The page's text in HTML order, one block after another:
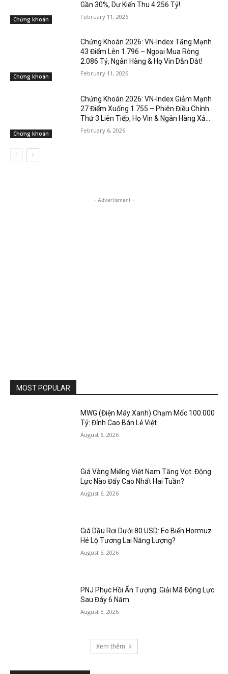
Chứng khoán
Gần 30%, Dự Kiến Thu 4.256 Tỷ!
February 11, 2026
Chứng khoán
Chứng Khoán 2026: VN-Index Tăng Mạnh
43 Điểm Lên 1.796 – Ngoại Mua Ròng
2.086 Tỷ, Ngân Hàng & Họ Vin Dẫn Dắt!
February 11, 2026
Chứng khoán
Chứng Khoán 2026: VN-Index Giảm Mạnh
27 Điểm Xuống 1.755 – Phiên Điều Chỉnh
Thứ 3 Liên Tiếp, Họ Vin & Ngân Hàng Xả...
February 6, 2026
- Advertisment -
MOST POPULAR
MWG (Điện Máy Xanh) Chạm Mốc 100.000
Tỷ: Đỉnh Cao Bán Lẻ Việt
August 6, 2026
Giá Vàng Miếng Việt Nam Tăng Vọt: Động
Lực Nào Đẩy Cao Nhất Hai Tuần?
August 6, 2026
Giá Dầu Rơi Dưới 80 USD: Eo Biển Hormuz
Hé Lộ Tương Lai Năng Lượng?
August 5, 2026
PNJ Phục Hồi Ấn Tượng: Giải Mã Động Lực
Sau Đáy 6 Năm
August 5, 2026
Xem thêm